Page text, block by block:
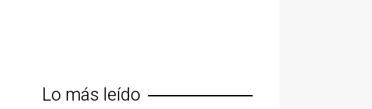
Lo más leído